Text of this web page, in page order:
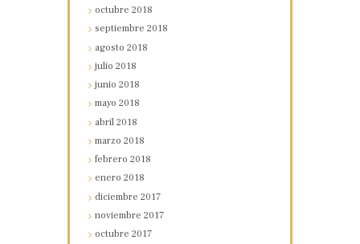
octubre2018
septiembre2018
agosto2018
julio2018
junio2018
mayo2018
abril2018
marzo2018
febrero2018
enero2018
diciembre2017
noviembre2017
octubre2017